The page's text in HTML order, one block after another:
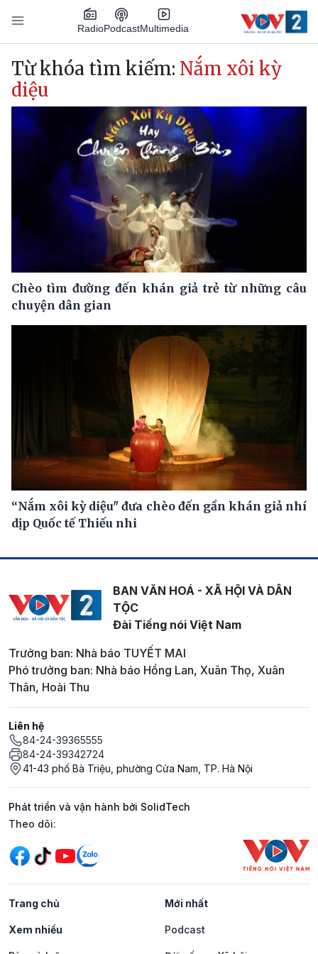
Nhảy đến nội dung
RadioPodcastMultimedia
Main navigation
Từ khóa tìm kiếm: Nắm xôi kỳ
diệu
Chèo tìm đường đến khán giả trẻ từ những câu
chuyện dân gian
“Nắm xôi kỳ diệu" đưa chèo đến gần khán giả nhí
dịp Quốc tế Thiếu nhi
BAN VĂN HOÁ - XÃ HỘI VÀ DÂN
TỘC
Đài Tiếng nói Việt Nam
Trưởng ban: Nhà báo TUYẾT MAI
Phó trưởng ban: Nhà báo Hồng Lan, Xuân Thọ, Xuân
Thân, Hoài Thu
Liên hệ
84-24-39365555
84-24-39342724
41-43 phố Bà Triệu, phường Cửa Nam, TP. Hà Nội
Phát triển và vận hành bởi SolidTech
Mạng xã hội
Theo dõi:
Trang chủ Mới nhất
Xem nhiều Podcast